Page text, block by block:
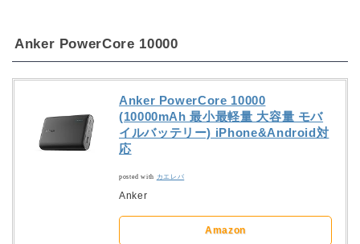
Anker PowerCore 10000
Anker PowerCore 10000
(10000mAh 最小最軽量 大容量 モバ
イルバッテリー) iPhone&Android対
応
posted with カエレバ
Anker
Amazon